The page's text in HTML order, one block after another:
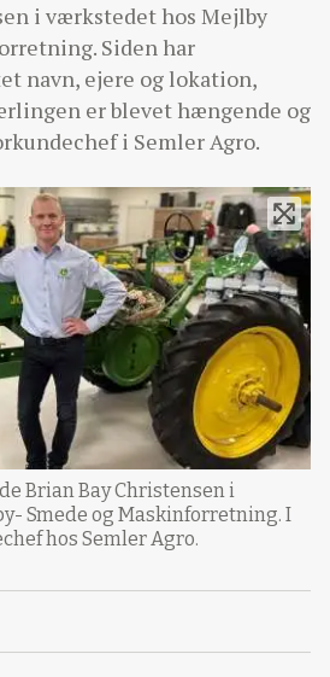
i værkstedet hos Mejlby
Siden har
navn, ejere og lokation,
er blevet hængende og
i Semler Agro.
Brian Bay Christensen i
Smede og Maskinforretning. I
hos Semler Agro.